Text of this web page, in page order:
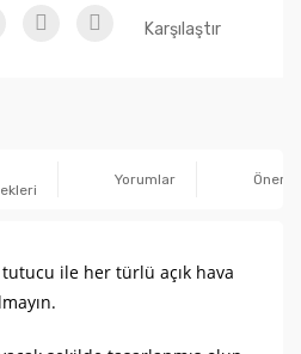
Karşılaştır
Yorumlar
ile her türlü açık hava